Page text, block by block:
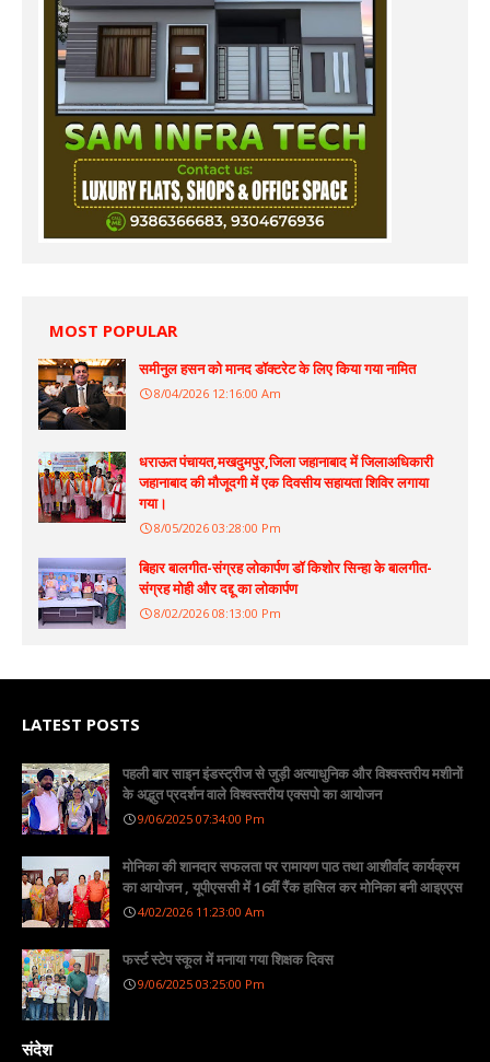
MOST POPULAR
समीनुल हसन को मानद डॉक्टरेट के लिए किया गया नामित
8/04/2026 12:16:00 Am
धराऊत पंचायत,मखदुमपुर,जिला जहानाबाद में जिलाअधिकारी
जहानाबाद की मौजूदगी में एक दिवसीय सहायता शिविर लगाया
गया।
8/05/2026 03:28:00 Pm
बिहार बालगीत-संग्रह लोकार्पण डॉ किशोर सिन्हा के बालगीत-
संग्रह मोही और दद्दू का लोकार्पण
8/02/2026 08:13:00 Pm
LATEST POSTS
पहली बार साइन इंडस्ट्रीज से जुड़ी अत्याधुनिक और विश्वस्तरीय मशीनों
के अद्भुत प्रदर्शन वाले विश्वस्तरीय एक्सपो का आयोजन
9/06/2025 07:34:00 Pm
मोनिका की शानदार सफलता पर रामायण पाठ तथा आशीर्वाद कार्यक्रम
का आयोजन , यूपीएससी में 16वीं रैंक हासिल कर मोनिका बनी आइएएस
4/02/2026 11:23:00 Am
फर्स्ट स्टेप स्कूल में मनाया गया शिक्षक दिवस
9/06/2025 03:25:00 Pm
संदेश